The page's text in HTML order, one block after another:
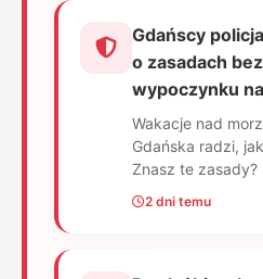
Gdańscy
o zasadach
wypoczynku
Wakacje nad
Gdańska radzi,
Znasz te zasady?
2 dni temu